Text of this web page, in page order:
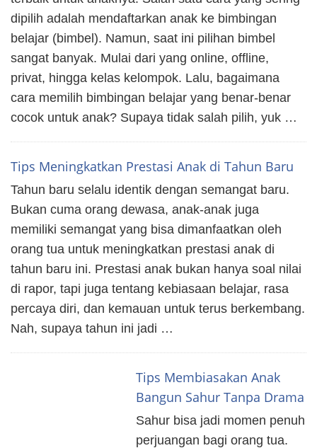
dipilih adalah mendaftarkan anak ke bimbingan
belajar (bimbel). Namun, saat ini pilihan bimbel
sangat banyak. Mulai dari yang online, offline,
privat, hingga kelas kelompok. Lalu, bagaimana
cara memilih bimbingan belajar yang benar-benar
cocok untuk anak? Supaya tidak salah pilih, yuk …
Tips Meningkatkan Prestasi Anak di Tahun Baru
Tahun baru selalu identik dengan semangat baru.
Bukan cuma orang dewasa, anak-anak juga
memiliki semangat yang bisa dimanfaatkan oleh
orang tua untuk meningkatkan prestasi anak di
tahun baru ini. Prestasi anak bukan hanya soal nilai
di rapor, tapi juga tentang kebiasaan belajar, rasa
percaya diri, dan kemauan untuk terus berkembang.
Nah, supaya tahun ini jadi …
Tips Membiasakan Anak
Bangun Sahur Tanpa Drama
Sahur bisa jadi momen penuh
perjuangan bagi orang tua.